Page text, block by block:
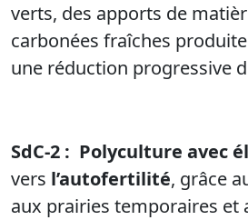
verts, des apports de
carbonées fraîches
une réduction progressive
SdC-2 : Polyculture avec
vers l’autofertilité, grâce
aux prairies temporaires et